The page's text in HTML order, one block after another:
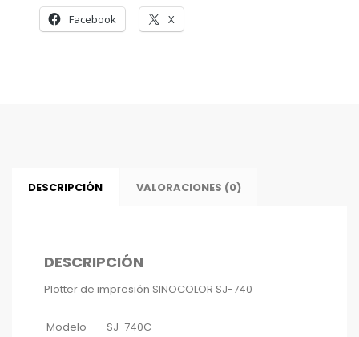
Facebook X
DESCRIPCIÓN VALORACIONES (0)
DESCRIPCIÓN
Plotter de impresión SINOCOLOR SJ-740
Modelo SJ-740C